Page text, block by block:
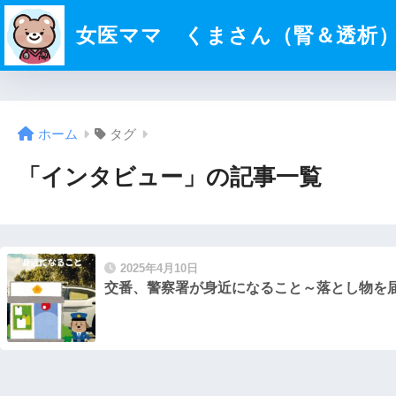
女医ママ くまさん（腎＆透析）
ホーム タグ
「インタビュー」の記事一覧
2025年4月10日
交番、警察署が身近になること～落とし物を